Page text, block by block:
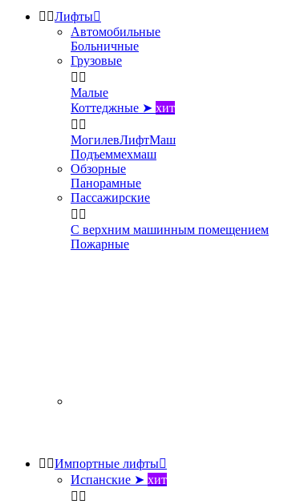
 Лифты
Автомобильные
Больничные
Грузовые
 
Малые
Коттеджные ➤ хит
 
МогилевЛифтМаш
Подъеммехмаш
Обзорные
Панорамные
Пассажирские
 
С верхним машинным помещением
Пожарные
 Импортные лифты
Испанские ➤ хит
 